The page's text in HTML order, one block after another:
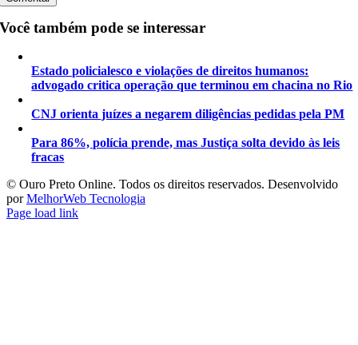
Você também pode se interessar
Estado policialesco e violações de direitos humanos:
advogado critica operação que terminou em chacina no Rio
CNJ orienta juízes a negarem diligências pedidas pela PM
Para 86%, polícia prende, mas Justiça solta devido às leis
fracas
©️ Ouro Preto Online. Todos os direitos reservados. Desenvolvido
porMelhorWeb Tecnologia
Page load link